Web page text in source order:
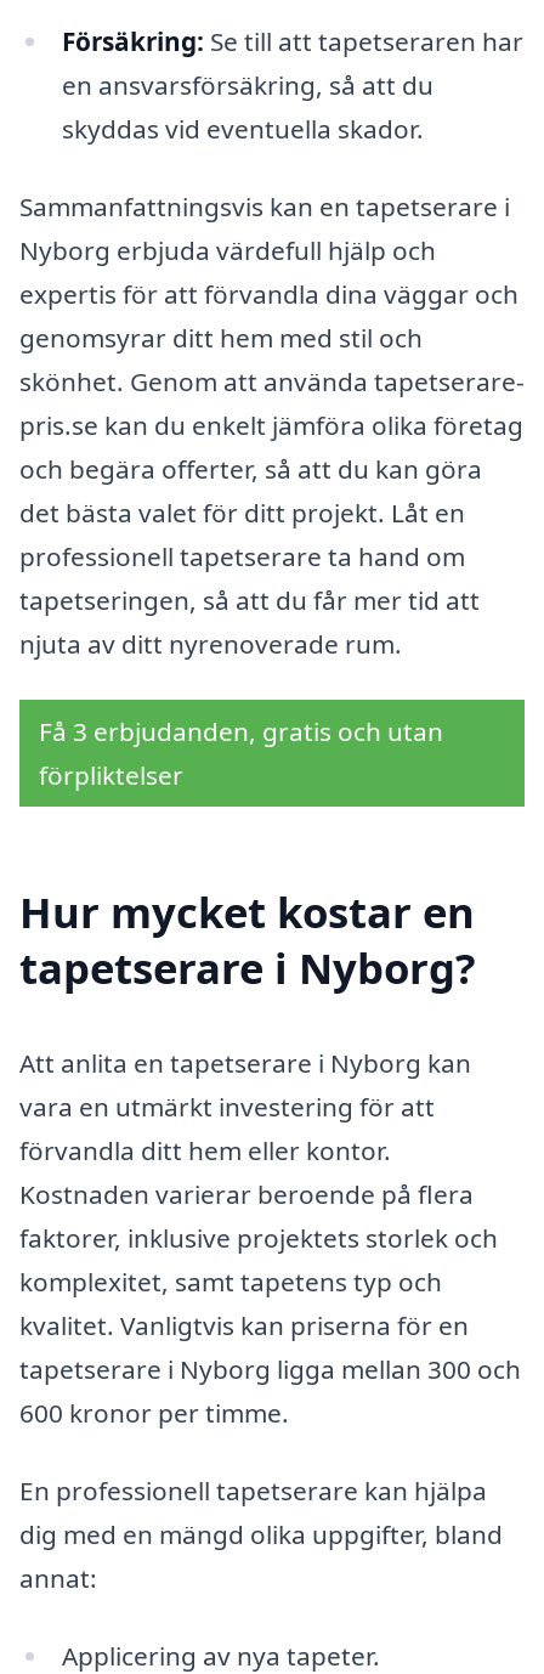
Försäkring: Se till att tapetseraren har
en ansvarsförsäkring, så att du
skyddas vid eventuella skador.
Sammanfattningsvis kan en tapetserare i
Nyborg erbjuda värdefull hjälp och
expertis för att förvandla dina väggar och
genomsyrar ditt hem med stil och
skönhet. Genom att använda tapetserare-
pris.se kan du enkelt jämföra olika företag
och begära offerter, så att du kan göra
det bästa valet för ditt projekt. Låt en
professionell tapetserare ta hand om
tapetseringen, så att du får mer tid att
njuta av ditt nyrenoverade rum.
Få 3 erbjudanden, gratis och utan
förpliktelser
Hur mycket kostar en
tapetserare i Nyborg?
Att anlita en tapetserare i Nyborg kan
vara en utmärkt investering för att
förvandla ditt hem eller kontor.
Kostnaden varierar beroende på flera
faktorer, inklusive projektets storlek och
komplexitet, samt tapetens typ och
kvalitet. Vanligtvis kan priserna för en
tapetserare i Nyborg ligga mellan 300 och
600 kronor per timme.
En professionell tapetserare kan hjälpa
dig med en mängd olika uppgifter, bland
annat:
Applicering av nya tapeter.